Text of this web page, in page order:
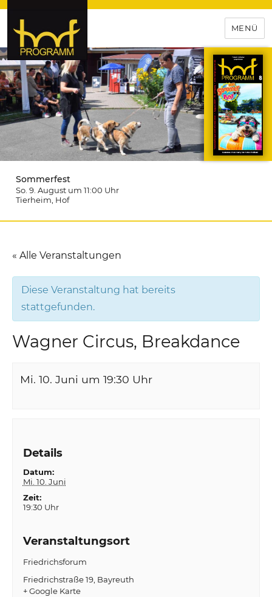
hof-programm – das
Veranstaltungsportal für
Hochfranken
MENÜ
Sommerfest
So. 9. August um 11:00 Uhr
Tierheim , Hof
« Alle Veranstaltungen
Diese Veranstaltung hat bereits
stattgefunden.
Wagner Circus, Breakdance
Mi. 10. Juni um 19:30 Uhr
Details
Datum:
Mi. 10. Juni
Zeit:
19:30 Uhr
Veranstaltungsort
Friedrichsforum
Friedrichstraße 19 Bayreuth
+ Google Karte